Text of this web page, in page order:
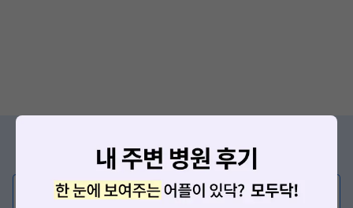
증상/치료, 궁금한 점이 있나요?
의사가 직접 답해드려요!
💬 무엇이든 물어보세요